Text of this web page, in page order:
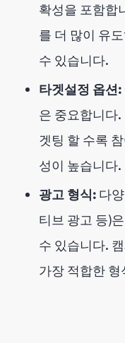
확성을 포함합
를 더 많이 유
수 있습니다.
타겟설정 옵션:
은 중요합니다
겟팅 할 수록
성이 높습니다.
광고 형식: 다
티브 광고 등)
수 있습니다.
가장 적합한